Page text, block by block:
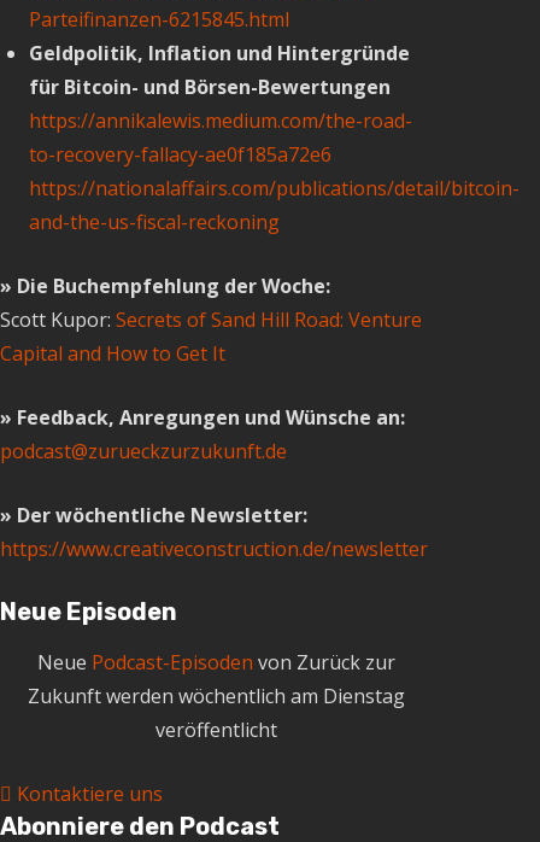
Parteifinanzen-6215845.html
Geldpolitik, Inflation und Hintergründe
für Bitcoin- und Börsen-Bewertungen
https://annikalewis.medium.com/the-road-
to-recovery-fallacy-ae0f185a72e6
https://nationalaffairs.com/publications/detail/bitcoin-
and-the-us-fiscal-reckoning
» Die Buchempfehlung der Woche:
Scott Kupor: Secrets of Sand Hill Road: Venture
Capital and How to Get It
» Feedback, Anregungen und Wünsche an:
podcast@zurueckzurzukunft.de
» Der wöchentliche Newsletter:
https://www.creativeconstruction.de/newsletter
Neue Episoden
Neue Podcast-Episoden von Zurück zur
Zukunft werden wöchentlich am Dienstag
veröffentlicht
Kontaktiere uns
Abonniere den Podcast